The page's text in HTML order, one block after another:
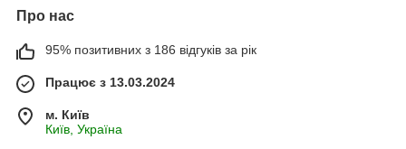
Про нас
95% позитивних з 186 відгуків за рік
Працює з 13.03.2024
м. Київ
Київ, Україна